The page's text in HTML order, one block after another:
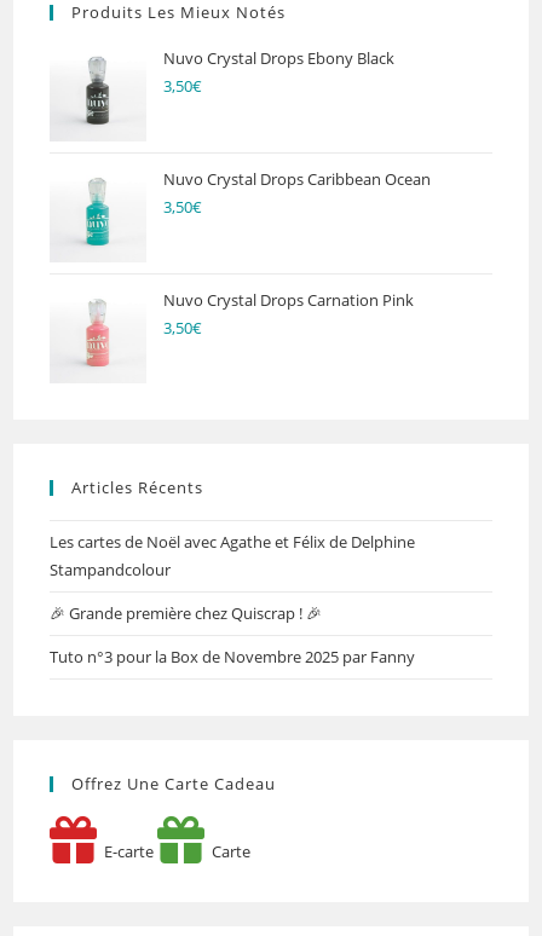
Produits Les Mieux Notés
Nuvo Crystal Drops Ebony Black
3,50€
Nuvo Crystal Drops Caribbean Ocean
3,50€
Nuvo Crystal Drops Carnation Pink
3,50€
Articles Récents
Les cartes de Noël avec Agathe et Félix de Delphine
Stampandcolour
🎉 Grande première chez Quiscrap ! 🎉
Tuto n°3 pour la Box de Novembre 2025 par Fanny
Offrez Une Carte Cadeau
E-carte Carte